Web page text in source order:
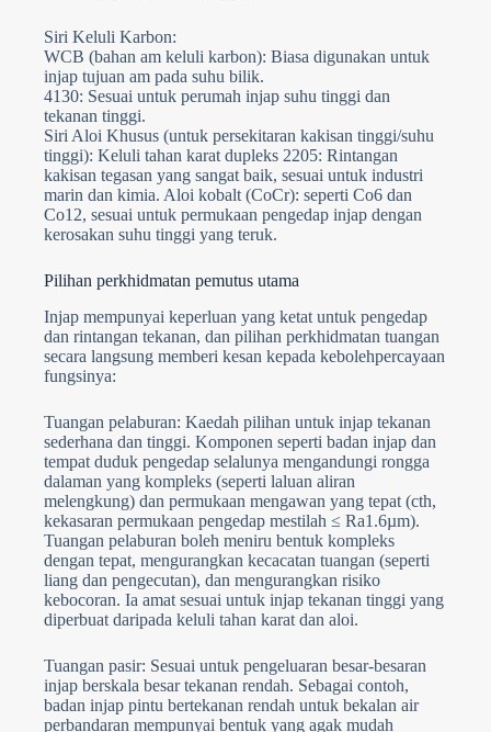
Siri Keluli Karbon:
WCB (bahan am keluli karbon): Biasa digunakan untuk
injap tujuan am pada suhu bilik.
4130: Sesuai untuk perumah injap suhu tinggi dan
tekanan tinggi.
Siri Aloi Khusus (untuk persekitaran kakisan tinggi/suhu
tinggi): Keluli tahan karat dupleks 2205: Rintangan
kakisan tegasan yang sangat baik, sesuai untuk industri
marin dan kimia. Aloi kobalt (CoCr): seperti Co6 dan
Co12, sesuai untuk permukaan pengedap injap dengan
kerosakan suhu tinggi yang teruk.
Pilihan perkhidmatan pemutus utama
Injap mempunyai keperluan yang ketat untuk pengedap
dan rintangan tekanan, dan pilihan perkhidmatan tuangan
secara langsung memberi kesan kepada kebolehpercayaan
fungsinya:
Tuangan pelaburan: Kaedah pilihan untuk injap tekanan
sederhana dan tinggi. Komponen seperti badan injap dan
tempat duduk pengedap selalunya mengandungi rongga
dalaman yang kompleks (seperti laluan aliran
melengkung) dan permukaan mengawan yang tepat (cth,
kekasaran permukaan pengedap mestilah ≤ Ra1.6µm).
Tuangan pelaburan boleh meniru bentuk kompleks
dengan tepat, mengurangkan kecacatan tuangan (seperti
liang dan pengecutan), dan mengurangkan risiko
kebocoran. Ia amat sesuai untuk injap tekanan tinggi yang
diperbuat daripada keluli tahan karat dan aloi.
Tuangan pasir: Sesuai untuk pengeluaran besar-besaran
injap berskala besar tekanan rendah. Sebagai contoh,
badan injap pintu bertekanan rendah untuk bekalan air
perbandaran mempunyai bentuk yang agak mudah